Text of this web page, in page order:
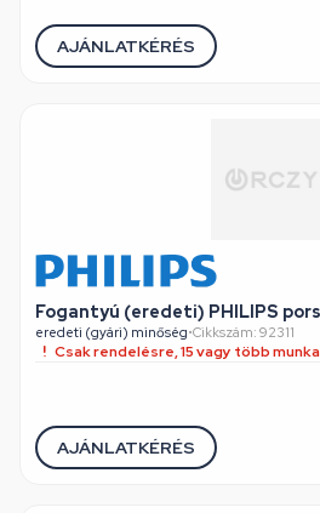
AJÁNLATKÉRÉS
Fogantyú (eredeti) PHILIPS
eredeti (gyári) minőség•Cikkszám: 92311
Csak rendelésre, 15 vagy több
AJÁNLATKÉRÉS